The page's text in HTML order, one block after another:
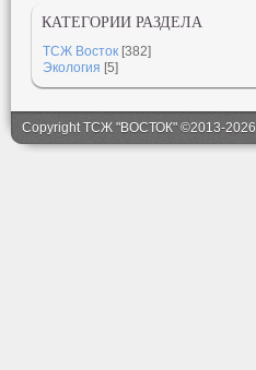
КАТЕГОРИИ РАЗДЕЛА
ТСЖ Восток [382]
Экология [5]
Copyright ТСЖ "ВОСТОК" ©2013-2026